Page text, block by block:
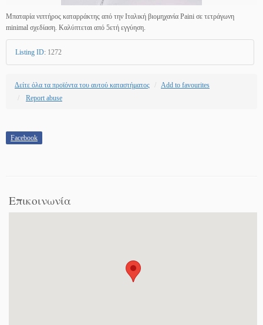
Μπαταρία νιπτήρος καταρράκτης από την Ιταλική βιομηχανία Paini σε τετράγωνη
minimal σχεδίαση. Καλύπτεται από 5ετή εγγύηση.
Listing ID: 1272
Δείτε όλα τα προϊόντα του αυτού καταστήματος
Add to favourites
Report abuse
Facebook
Επικοινωνία